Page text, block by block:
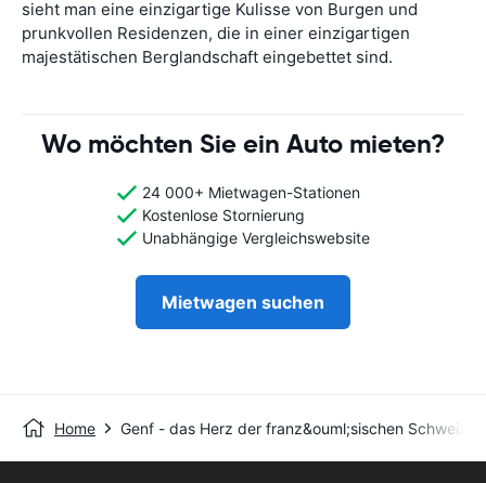
sieht man eine einzigartige Kulisse von Burgen und
prunkvollen Residenzen, die in einer einzigartigen
majestätischen Berglandschaft eingebettet sind.
Wo möchten Sie ein Auto mieten?
24 000+ Mietwagen-Stationen
Kostenlose Stornierung
Unabhängige Vergleichswebsite
Mietwagen suchen
Home Genf - das Herz der franz&ouml;sischen Schweiz